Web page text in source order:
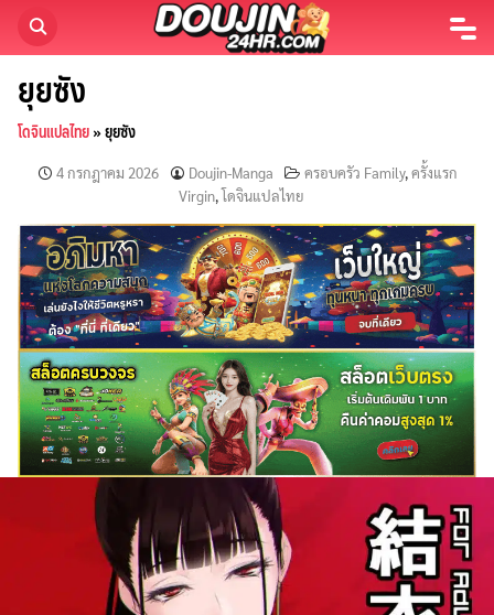
content
ยุยซัง
โดจินแปลไทย»ยุยซัง
4 กรกฎาคม 2026 Doujin-Manga ครอบครัว Family,ครั้งแรก
Virgin,โดจินแปลไทย